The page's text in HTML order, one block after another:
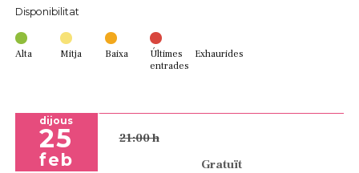
Disponibilitat
Alta Mitja Baixa
Últimes
entrades
Exhaurides
dijous
25
feb
21:00 h
Gratuït